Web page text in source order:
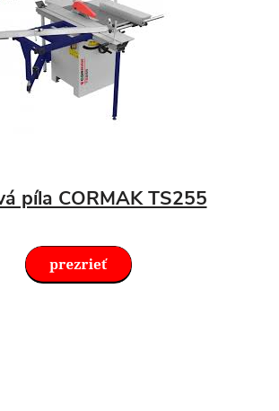
píla CORMAK TS255